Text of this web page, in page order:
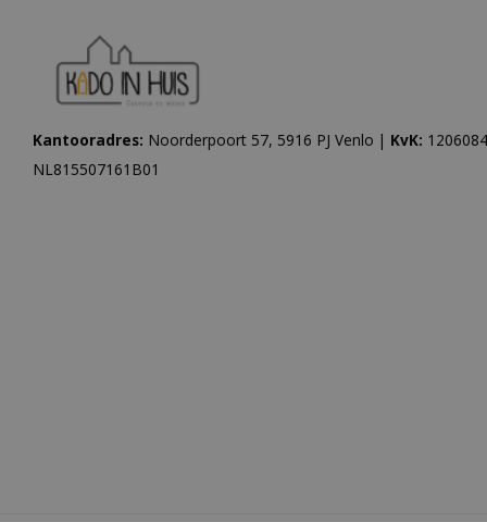
Kantooradres: Noorderpoort 57, 5916 PJ Venlo | KvK:
NL815507161B01